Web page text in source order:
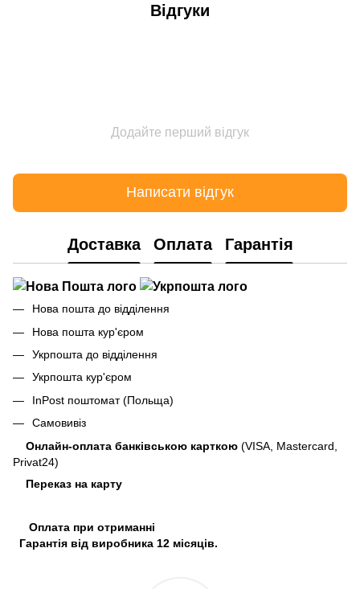
Відгуки
Додайте перший відгук
Написати відгук
Доставка Оплата Гарантія
Нова пошта до відділення
Нова пошта кур'єром
Укрпошта до відділення
Укрпошта кур'єром
InPost поштомат (Польща)
Самовивіз
Онлайн-оплата банківською карткою (VISA, Mastercard,
Privat24)
Переказ на карту
Оплата при отриманні
Гарантія від виробника 12 місяців.